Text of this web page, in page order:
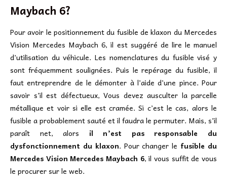
Maybach 6?
Pour avoir le positionnement du fusible de klaxon du Mercedes
Vision Mercedes Maybach 6, il est suggéré de lire le manuel
d’utilisation du véhicule. Les nomenclatures du fusible visé y
sont fréquemment soulignées. Puis le repérage du fusible, il
faut entreprendre de le démonter à l’aide d’une pince. Pour
savoir s’il est défectueux, Vous devez ausculter la parcelle
métallique et voir si elle est cramée. Si c’est le cas, alors le
fusible a probablement sauté et il faudra le permuter. Mais, s’il
paraît net, alors il n’est pas responsable du
dysfonctionnement du klaxon. Pour changer le fusible du
Mercedes Vision Mercedes Maybach 6, il vous suffit de vous
le procurer sur le web.